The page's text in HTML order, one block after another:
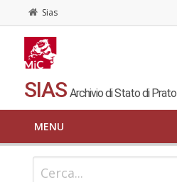
Sias
SIAS Archivio di Stato di Prato
MENU